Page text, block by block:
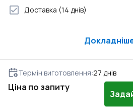
Доставка (14 днів)
Термін виготовлення:27 днів
Ціна по запиту